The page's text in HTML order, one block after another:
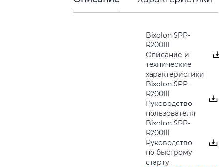
Bixolon SPP-
R200III
Описание и
технические
характеристики
Bixolon SPP-
R200III
Руководство
пользователя
Bixolon SPP-
R200III
Руководство
по быстрому
старту